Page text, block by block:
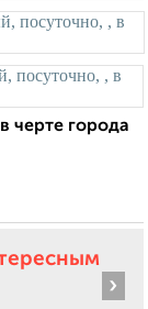
черте города
›